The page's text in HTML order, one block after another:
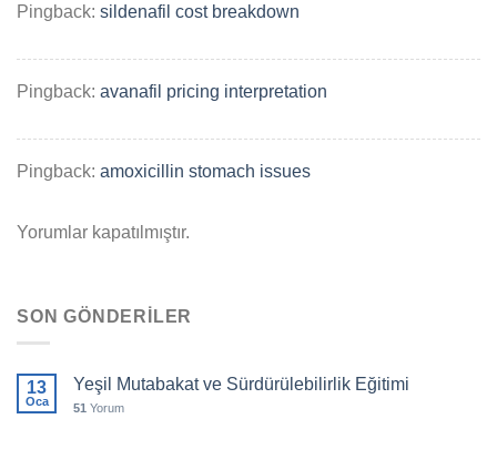
SON GÖNDERILER
13
Oca
Yeşil Mutabakat ve Sürdürülebilirlik Eğitimi
51 Yorum
Pingback: sildenafil cost breakdown
Pingback: avanafil pricing interpretation
Pingback: amoxicillin stomach issues
Yorumlar kapatılmıştır.